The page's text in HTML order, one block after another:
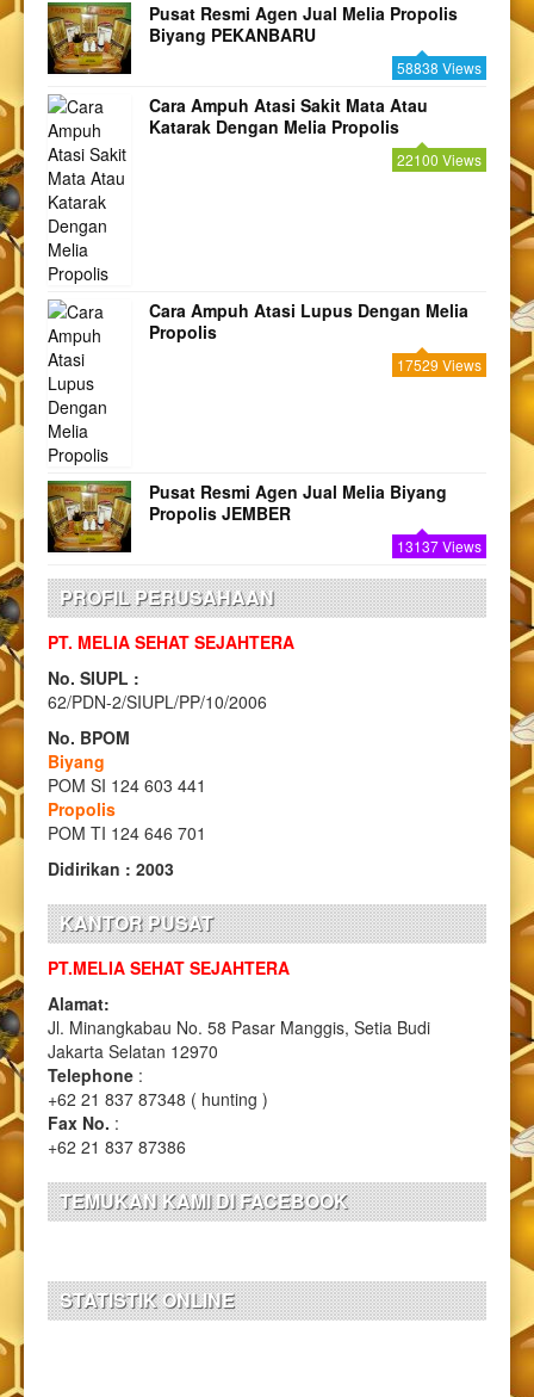
Pusat Resmi Agen Jual Melia Propolis
Biyang PEKANBARU
58838 Views
Cara Ampuh Atasi Sakit Mata Atau
Katarak Dengan Melia Propolis
22100 Views
Cara Ampuh Atasi Lupus Dengan Melia
Propolis
17529 Views
Pusat Resmi Agen Jual Melia Biyang
Propolis JEMBER
13137 Views
PROFIL PERUSAHAAN
PT. MELIA SEHAT SEJAHTERA
No. SIUPL :
62/PDN-2/SIUPL/PP/10/2006
No. BPOM
Biyang
POM SI 124 603 441
Propolis
POM TI 124 646 701
Didirikan : 2003
KANTOR PUSAT
PT.MELIA SEHAT SEJAHTERA
Alamat:
Jl. Minangkabau No. 58 Pasar Manggis, Setia Budi
Jakarta Selatan 12970
Telephone :
+62 21 837 87348 ( hunting )
Fax No. :
+62 21 837 87386
TEMUKAN KAMI DI FACEBOOK
STATISTIK ONLINE